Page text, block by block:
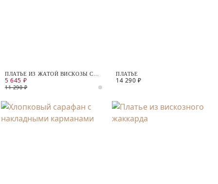
ПЛАТЬЕ ИЗ ЖАТОЙ ВИСКОЗЫ С
ДЕКОРАТИВНЫМ УЗЛОМ
5 645 ₽
11 290 ₽
ПЛАТЬЕ
14 290 ₽